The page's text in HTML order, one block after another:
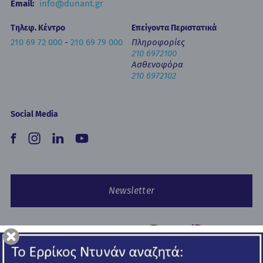
Email: info@dunant.gr
Τηλεφ. Κέντρο
210 69 72 000- 210 69 79 000
Επείγοντα Περιστατικά
Πληροφορίες
210 6972100
Ασθενοφόρα
210 6972102
Social Media
Newsletter